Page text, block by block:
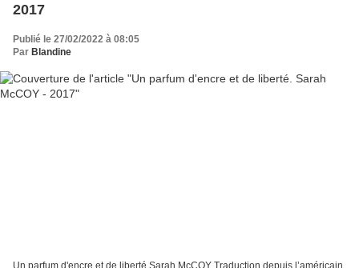
2017
Publié le 27/02/2022 à 08:05
Par Blandine
Un parfum d'encre et de liberté Sarah McCOY Traduction depuis l’américain